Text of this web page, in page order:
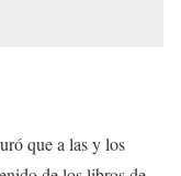
que a las y los